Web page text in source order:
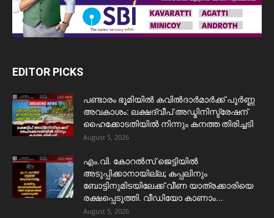
EDITOR PICKS
പണ്ടാരം ഭൂമിയിൽ കവിൽദാർമാർക്ക് പൂർണ്ണ
അവകാശം: ലക്ഷദ്വീപ് അഡ്മിനിസ്ട്രേഷന്
ഹൈക്കോടതിയിൽ നിന്നും കനത്ത തിരിച്ചടി
August 5, 2026
​എം.വി. കോറൽസ് ജെട്ടിയിൽ
അടുപ്പിക്കാനായില്ല; കപ്പലിനും
ബോട്ടിനുമിടയിലേക്ക് വീണ യാത്രക്കാരിയെ
രക്ഷപ്പെടുത്തി. വീഡിയോ കാണാം...
August 5, 2026